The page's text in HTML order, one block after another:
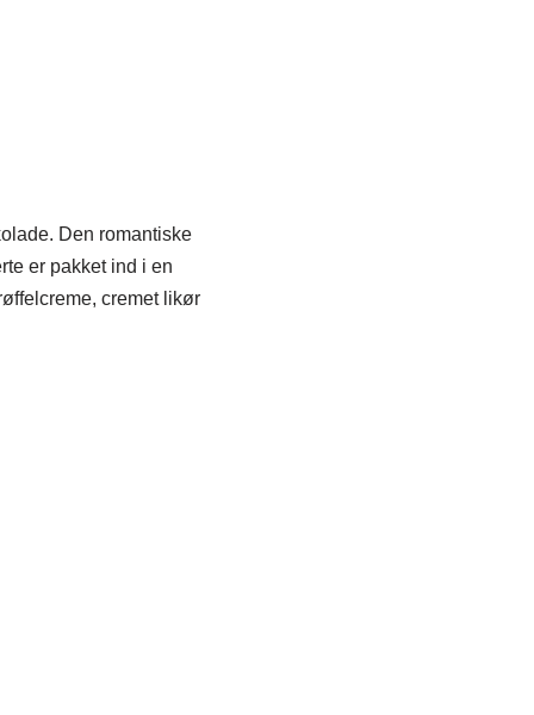
Den romantiske
er pakket ind i en
cremet likør